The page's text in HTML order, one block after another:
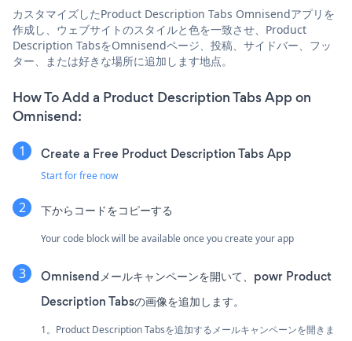
カスタマイズしたProduct Description Tabs Omnisendアプリを
作成し、ウェブサイトのスタイルと色を一致させ、Product
Description TabsをOmnisendページ、投稿、サイドバー、フッ
ター、または好きな場所に追加します地点。
How To Add a Product Description Tabs App on
Omnisend:
Create a Free Product Description Tabs App
Start for free now
下からコードをコピーする
Your code block will be available once you create your app
Omnisendメールキャンペーンを開いて、powr Product
Description Tabsの画像を追加します。
1。Product Description Tabsを追加するメールキャンペーンを開きま